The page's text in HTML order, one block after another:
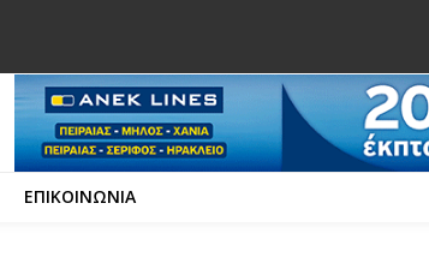
ΕΠΙΚΟΙΝΩΝΙΑ